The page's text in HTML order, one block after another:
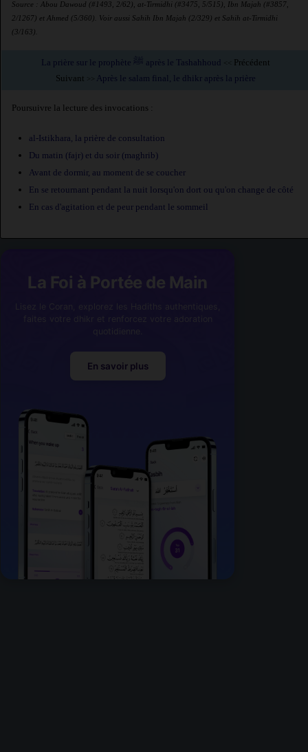
Source : Abou Dawoud (#1493, 2/62), at-Tirmidhi (#3475, 5/515), Ibn Majah (#3857,
2/1267) et Ahmed (5/360). Voir aussi Sahih Ibn Majah (2/329) et Sahih at-Tirmidhi
(3/163).
La prière sur le prophète ﷺ après le Tashahhoud <<
Précédent
Suivant
Après le salam final, le dhikr après la prière
Poursuivre la lecture des invocations :
al-Istikhara, la prière de consultation
Du matin (fajr) et du soir (maghrib)
Avant de dormir, au moment de se coucher
En se retournant pendant la nuit lorsqu'on dort ou qu'on change de côté
En cas d'agitation et de peur pendant le sommeil
La Foi à Portée de Main
En savoir plus